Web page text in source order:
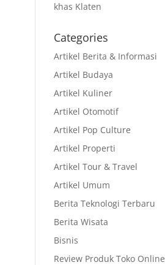
khas Klaten
Categories
Artikel Berita & Informasi
Artikel Budaya
Artikel Kuliner
Artikel Otomotif
Artikel Pop Culture
Artikel Properti
Artikel Tour & Travel
Artikel Umum
Berita Teknologi Terbaru
Berita Wisata
Bisnis
Review Produk Toko Online